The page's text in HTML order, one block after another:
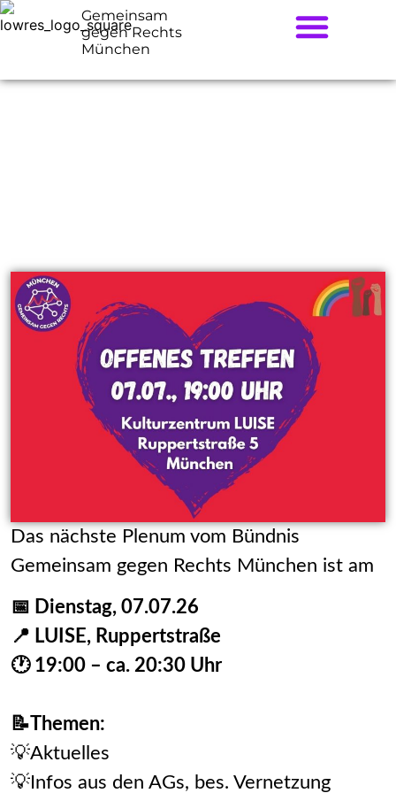
Gemeinsam
gegen Rechts
München
Das nächste Plenum vom Bündnis
Gemeinsam gegen Rechts München ist am
📅 Dienstag, 07.07.26
📍 LUISE, Ruppertstraße
🕐 19:00 – ca. 20:30 Uhr
📝Themen:
💡Aktuelles
💡Infos aus den AGs, bes. Vernetzung